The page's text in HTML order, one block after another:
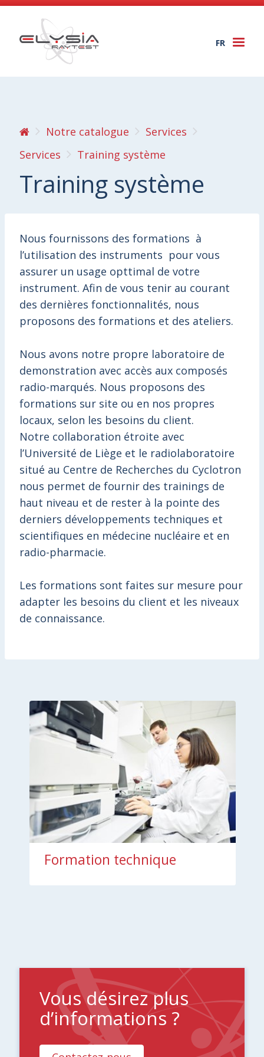
FR
Notre catalogue
Services
Services
Training système
Training système
Nous fournissons des formations à
l’utilisation des instruments pour vous
assurer un usage opttimal de votre
instrument. Afin de vous tenir au courant
des dernières fonctionnalités, nous
proposons des formations et des ateliers.
Nous avons notre propre laboratoire de
demonstration avec accès aux composés
radio-marqués. Nous proposons des
formations sur site ou en nos propres
locaux, selon les besoins du client.
Notre collaboration étroite avec
l’Université de Liège et le radiolaboratoire
situé au Centre de Recherches du Cyclotron
nous permet de fournir des trainings de
haut niveau et de rester à la pointe des
derniers développements techniques et
scientifiques en médecine nucléaire et en
radio-pharmacie.
Les formations sont faites sur mesure pour
adapter les besoins du client et les niveaux
de connaissance.
Formation technique
Vous désirez plus
d’informations ?